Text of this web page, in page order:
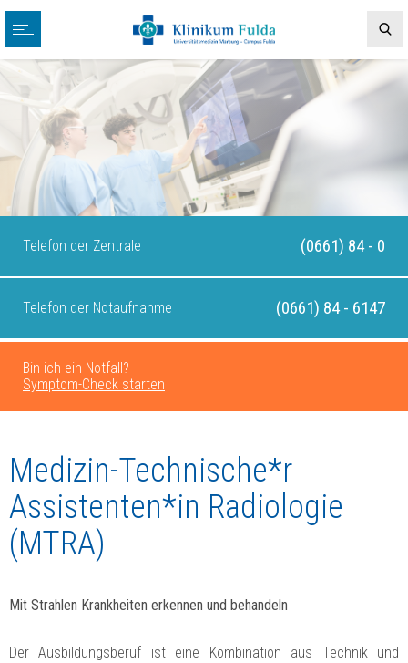
Telefon der Zentrale (0661) 84 - 0
Telefon der Notaufnahme (0661) 84 - 6147
Bin ich ein Notfall?
Symptom-Check starten
Medizin-Technische*r
Assistenten*in Radiologie
(MTRA)
Mit Strahlen Krankheiten erkennen und behandeln
Der Ausbildungsberuf ist eine Kombination aus Technik und